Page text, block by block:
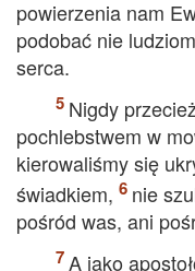
powierzenia nam
podobać nie
serca.
Nigdy
pochlebstwem w
kierowaliśmy się
świadkiem,
nie
pośród was, ani
A jako